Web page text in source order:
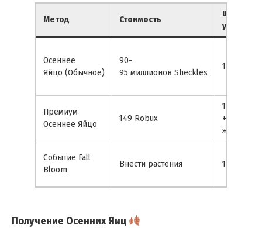
Метод Стоимость
Шанс
успеха
Осеннее
Яйцо (Обычное)
90-
95 миллионов Sheckles
1% шанс
Премиум
Осеннее Яйцо
149 Robux
1%
+ Система
жалости
Событие Fall
Bloom
Внести растения 1% шанс
Получение Осенних Яиц